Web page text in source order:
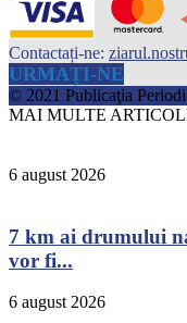
Contactați-ne:
URMAȚI-NE
© 2021 Publicaţia
MAI MULTE
6 august 2026
7 km ai drumului
vor fi...
6 august 2026